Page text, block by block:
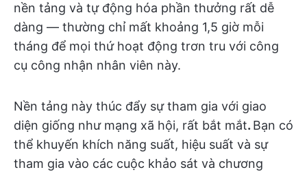
nền tảng và tự động hóa phần thưởng rất dễ
dàng — thường chỉ mất khoảng 1,5 giờ mỗi
tháng để mọi thứ hoạt động trơn tru với công
cụ công nhận nhân viên này.
Nền tảng này thúc đẩy sự tham gia với giao
diện giống như mạng xã hội, rất bắt mắt. Bạn có
thể khuyến khích năng suất, hiệu suất và sự
tham gia vào các cuộc khảo sát và chương